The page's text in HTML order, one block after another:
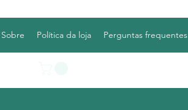
Sobre Política da loja Perguntas frequentes